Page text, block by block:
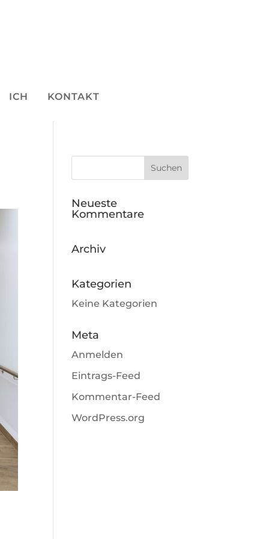
ICH KONTAKT
Neueste
Kommentare
Archiv
Kategorien
Keine Kategorien
Meta
Anmelden
Eintrags-Feed
Kommentar-Feed
WordPress.org